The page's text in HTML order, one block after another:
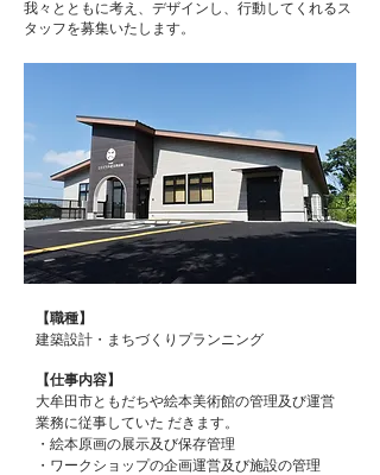
我々とともに考え、デザインし、行動してくれるス
タッフを募集いたします。
【職種】
建築設計・まちづくりプランニング
【仕事内容】
大牟田市ともだちや絵本美術館の管理及び運営
業務に従事していた だきます。
・絵本原画の展示及び保存管理
・ワークショップの企画運営及び施設の管理